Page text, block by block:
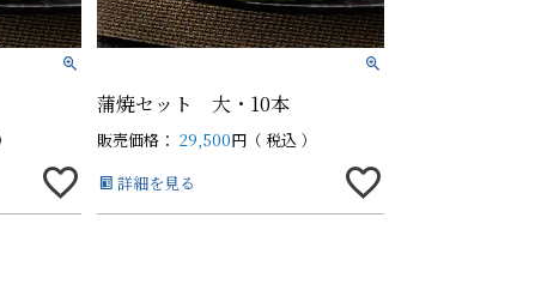
蒲焼セット 大・10本
販売価格： 29,500
税込
詳細を見る